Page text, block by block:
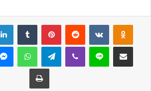
LinkedInTumblr PinterestReddit VKontakte
MessengerWhatsAppTelegramViber Line E-Posta ile
Yazdır